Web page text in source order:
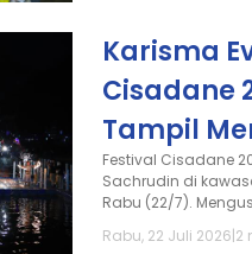
Karisma
Cisadane
Tampil
Festival Cisadane
Sachrudin di
Rabu (22/7).
Rabu, 22 Juli 2026|2